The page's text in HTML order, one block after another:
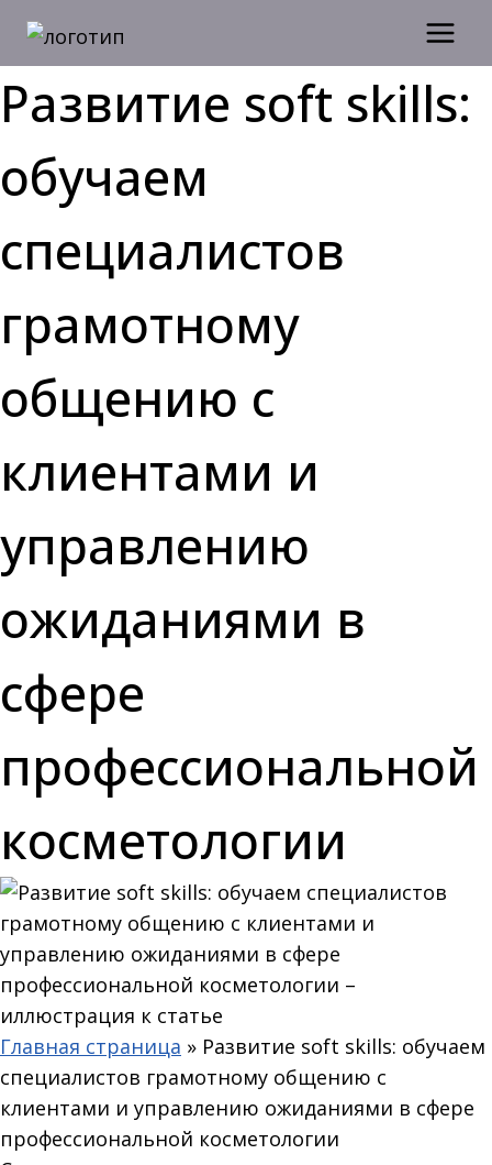
Развитие soft skills:
обучаем
специалистов
грамотному
общению с
клиентами и
управлению
ожиданиями в
сфере
профессиональной
косметологии
Главная страница » Развитие soft skills: обучаем
специалистов грамотному общению с
клиентами и управлению ожиданиями в сфере
профессиональной косметологии